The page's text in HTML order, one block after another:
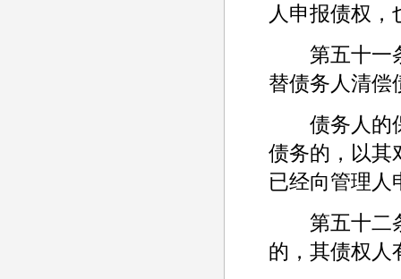
人申报债权
第五十一条
替债务人清偿
债务人的保
债务的，以其
已经向管理人
第五十二条
的，其债权人